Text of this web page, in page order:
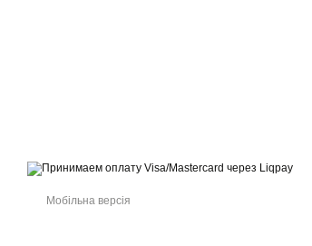
Мобільна версія